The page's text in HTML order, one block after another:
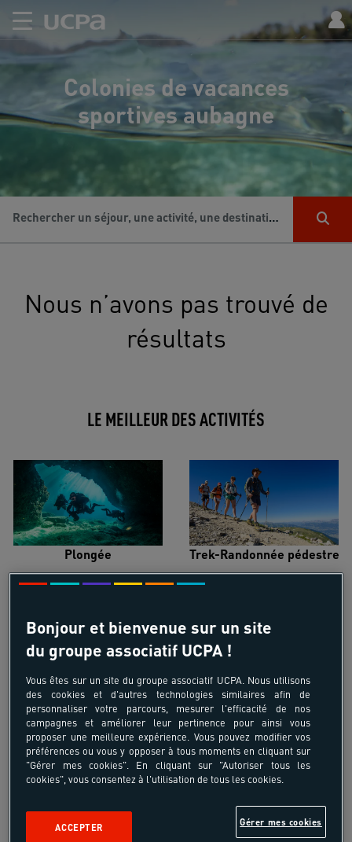
Colonies de vacances
sportives aubagne
Rechercher un séjour, une activité, une destination...
Nous n’avons pas trouvé de
résultats
LE MEILLEUR DES ACTIVITÉS
Plongée Trek-Randonnée pédestre
Croisière voilier Alpinisme
Bonjour et bienvenue sur un site
du groupe associatif UCPA !
Vous êtes sur un site du groupe associatif UCPA. Nous utilisons
des cookies et d'autres technologies similaires afin de
personnaliser votre parcours, mesurer l'efficacité de nos
campagnes et améliorer leur pertinence pour ainsi vous
proposer une meilleure expérience. Vous pouvez modifier vos
préférences ou vous y opposer à tous moments en cliquant sur
"Gérer mes cookies". En cliquant sur "Autoriser tous les
cookies", vous consentez à l'utilisation de tous les cookies.
Gérer mes cookies
ACCEPTER